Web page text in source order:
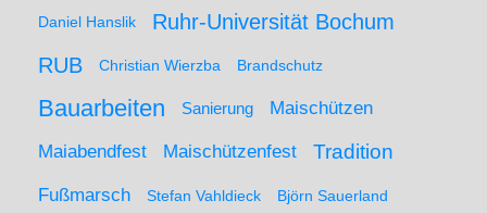
Daniel Hanslik
Ruhr-Universität Bochum
RUB
Christian Wierzba Brandschutz
Bauarbeiten Sanierung
Maischützen
Maiabendfest
Maischützenfest Tradition
Fußmarsch Stefan Vahldieck Björn Sauerland